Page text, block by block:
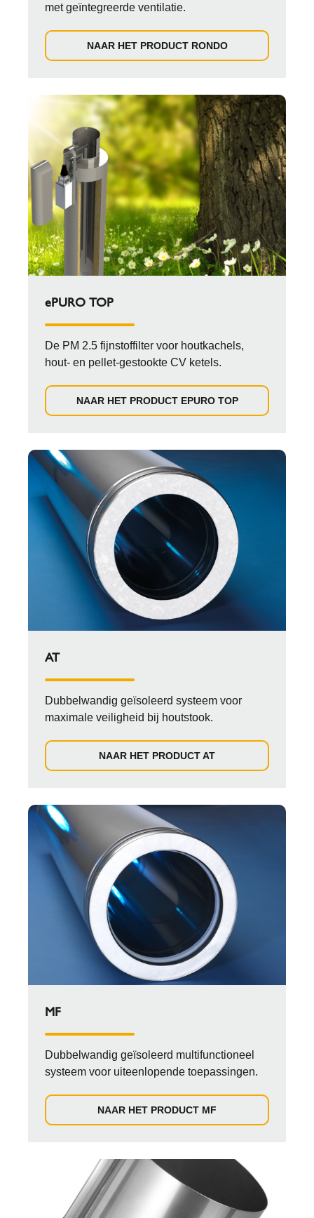
met geïntegreerde ventilatie.
NAAR HET PRODUCT RONDO
ePURO TOP
De PM 2.5 fijnstoffilter voor houtkachels,
hout- en pellet-gestookte CV ketels.
NAAR HET PRODUCT EPURO TOP
AT
Dubbelwandig geïsoleerd systeem voor
maximale veiligheid bij houtstook.
NAAR HET PRODUCT AT
MF
Dubbelwandig geïsoleerd multifunctioneel
systeem voor uiteenlopende toepassingen.
NAAR HET PRODUCT MF